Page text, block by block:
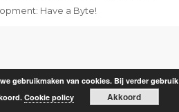
Have a Byte!
gebruikmaken van cookies. Bij verder gebruik
Cookie policy Akkoord